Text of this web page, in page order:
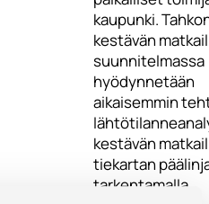
kaupunki.
kestävän
suunnitelmassa
hyödynnetään
aikaisemmin
kestävän
tiekartan
tarkentamalla